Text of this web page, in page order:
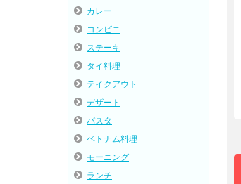
カレー
コンビニ
ステーキ
タイ料理
テイクアウト
デザート
パスタ
ベトナム料理
モーニング
ランチ